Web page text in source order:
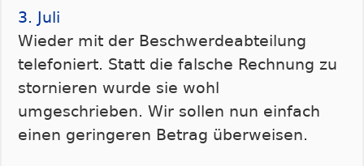
3. Juli
Wieder mit der Beschwerdeabteilung
telefoniert. Statt die falsche Rechnung zu
stornieren wurde sie wohl
umgeschrieben. Wir sollen nun einfach
einen geringeren Betrag überweisen.